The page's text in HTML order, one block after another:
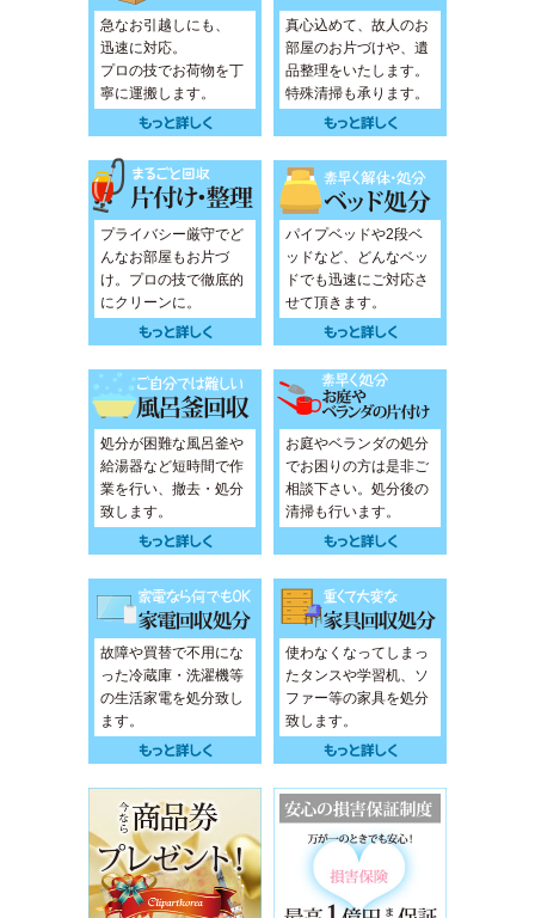
急なお引越しにも、
迅速に対応。
プロの技でお荷物を丁
寧に運搬します。
真心込めて、故人のお
部屋のお片づけや、遺
品整理をいたします。
特殊清掃も承ります。
プライバシー厳守でど
んなお部屋もお片づ
け。プロの技で徹底的
にクリーンに。
パイプベッドや2段ベ
ッドなど、どんなベッ
ドでも迅速にご対応さ
せて頂きます。
処分が困難な風呂釜や
給湯器など短時間で作
業を行い、撤去・処分
致します。
お庭やベランダの処分
でお困りの方は是非ご
相談下さい。処分後の
清掃も行います。
故障や買替で不用にな
った冷蔵庫・洗濯機等
の生活家電を処分致し
ます。
使わなくなってしまっ
たタンスや学習机、ソ
ファー等の家具を処分
致します。